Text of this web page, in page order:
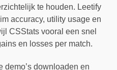
te houden. Leetify
accuracy, utility usage en
CSStats vooral een snel
en losses per match.
demo’s downloaden en